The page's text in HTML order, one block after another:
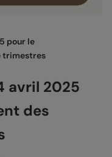
pour le
trimestres
avril 2025
des